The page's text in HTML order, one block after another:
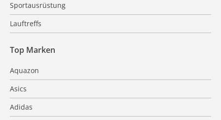
Sportausrüstung
Lauftreffs
Top Marken
Aquazon
Asics
Adidas